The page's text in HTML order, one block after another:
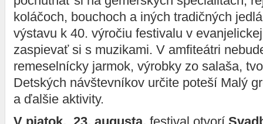
koláčoch, bouchoch a iných tradičných
výstavu k 40. výročiu festivalu v
zaspievať si s muzikami. V amfiteátri
remeselnícky jarmok, výrobky zo salaša,
Detských návštevníkov určite poteší Malý
a ďalšie aktivity.